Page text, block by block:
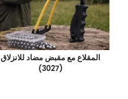
المقلاع مع مقبض مضاد للانزلاق
(3027)